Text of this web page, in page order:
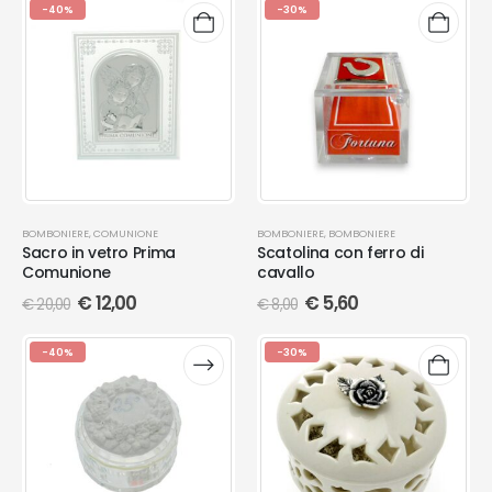
-40%
BOMBONIERE, COMUNIONE
Sacro in vetro Prima
Comunione
€20,00 €12,00
-30%
BOMBONIERE, BOMBONIERE
Scatolina con ferro di
cavallo
€8,00 € 5,60
-40% -30%